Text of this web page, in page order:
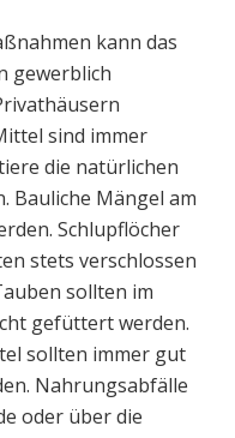
kann das
gewerblich
sind immer
die natürlichen
Bauliche Mängel am
Schlupflöcher
stets verschlossen
sollten im
gefüttert werden.
sollten immer gut
Nahrungsabfälle
oder über die